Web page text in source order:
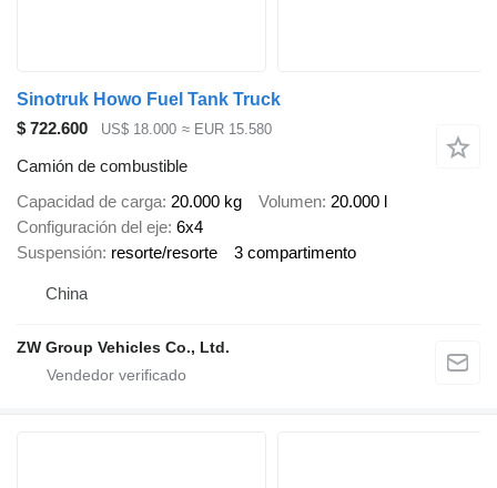
Sinotruk Howo Fuel Tank Truck
$ 722.600
US$ 18.000 ≈ EUR 15.580
Camión de combustible
Capacidad de carga 20.000 kg Volumen 20.000 l
Configuración del eje 6x4
Suspensión resorte/resorte 3 compartimento
China
ZW Group Vehicles Co., Ltd.